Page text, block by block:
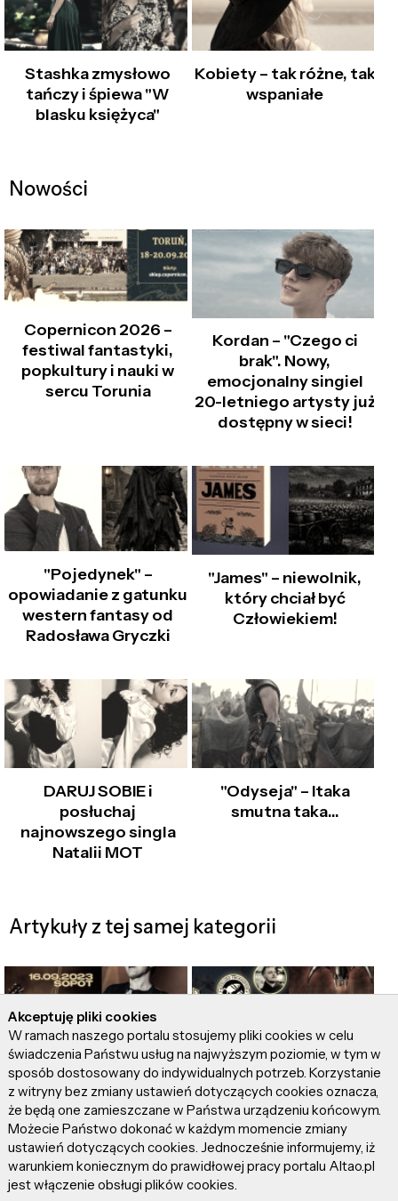
Stashka zmysłowo
tańczy i śpiewa "W
blasku księżyca"
Kobiety – tak różne, tak
wspaniałe
Nowości
Copernicon 2026 –
festiwal fantastyki,
popkultury i nauki w
sercu Torunia
Kordan – "Czego ci
brak". Nowy,
emocjonalny singiel
20-letniego artysty już
dostępny w sieci!
"Pojedynek" –
opowiadanie z gatunku
western fantasy od
Radosława Gryczki
"James" – niewolnik,
który chciał być
Człowiekiem!
DARUJ SOBIE i
posłuchaj
najnowszego singla
Natalii MOT
"Odyseja" – Itaka
smutna taka…
Artykuły z tej samej kategorii
Jak Michael Patrick
Kelly kocha fanów, a oni
jego? To pokaże
Koncert B•O•A•T•S!
Jeśli w Khorinis się
wychowałeś, nie
możesz tego
przegapić, bowiem
"Gothica" na 3k6 nie
Akceptuję pliki cookies
W ramach naszego portalu stosujemy pliki cookies w celu
świadczenia Państwu usług na najwyższym poziomie, w tym w
sposób dostosowany do indywidualnych potrzeb. Korzystanie
z witryny bez zmiany ustawień dotyczących cookies oznacza,
że będą one zamieszczane w Państwa urządzeniu końcowym.
Możecie Państwo dokonać w każdym momencie zmiany
ustawień dotyczących cookies. Jednocześnie informujemy, iż
warunkiem koniecznym do prawidłowej pracy portalu Altao.pl
jest włączenie obsługi plików cookies.